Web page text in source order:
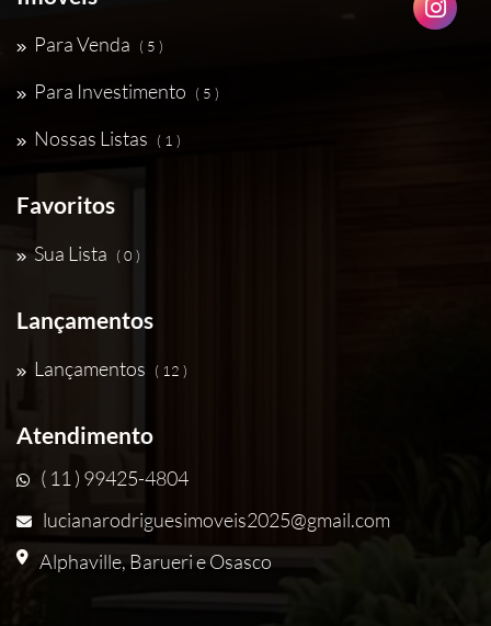
Para Venda ( 5 )
Para Investimento ( 5 )
Nossas Listas ( 1 )
Favoritos
Sua Lista ( 0 )
Lançamentos
Lançamentos ( 12 )
Atendimento
( 11 ) 99425-4804
lucianarodriguesimoveis2025@gmail.com
Alphaville, Barueri e Osasco